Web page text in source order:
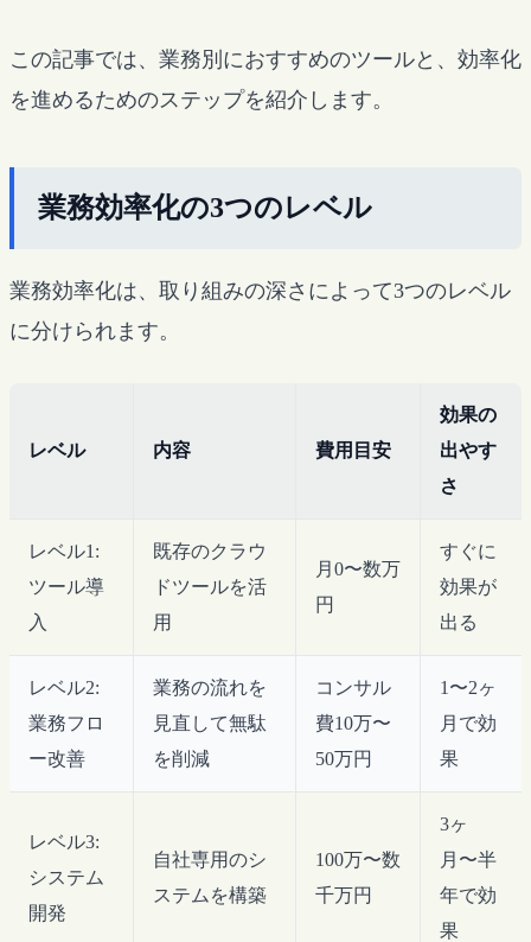
この記事では、業務別におすすめのツールと、効率化
を進めるためのステップを紹介します。
業務効率化の3つのレベル
業務効率化は、取り組みの深さによって3つのレベル
に分けられます。
レベル 内容 費用目安
効果の
出やす
さ
レベル1:
ツール導
入
既存のクラウ
ドツールを活
用
月0〜数万
円
すぐに
効果が
出る
レベル2:
業務フロ
ー改善
業務の流れを
見直して無駄
を削減
コンサル
費10万〜
50万円
1〜2ヶ
月で効
果
レベル3:
システム
開発
自社専用のシ
ステムを構築
100万〜数
千万円
3ヶ
月〜半
年で効
果